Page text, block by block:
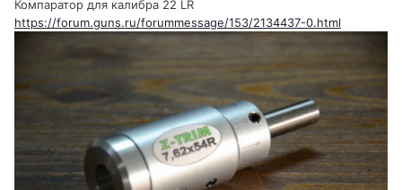
Компаратор для калибра 22 LR
https://forum.guns.ru/forummessage/153/2134437-0.html